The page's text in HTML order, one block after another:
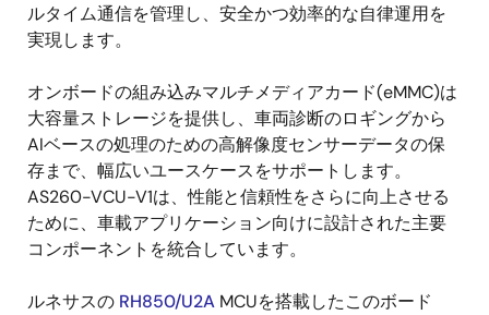
ルタイム通信を管理し、安全かつ効率的な自律運用を
実現します。
オンボードの組み込みマルチメディアカード(eMMC)は
大容量ストレージを提供し、車両診断のロギングから
AIベースの処理のための高解像度センサーデータの保
存まで、幅広いユースケースをサポートします。
AS260-VCU-V1は、性能と信頼性をさらに向上させる
ために、車載アプリケーション向けに設計された主要
コンポーネントを統合しています。
ルネサスの RH850/U2A MCUを搭載したこのボード